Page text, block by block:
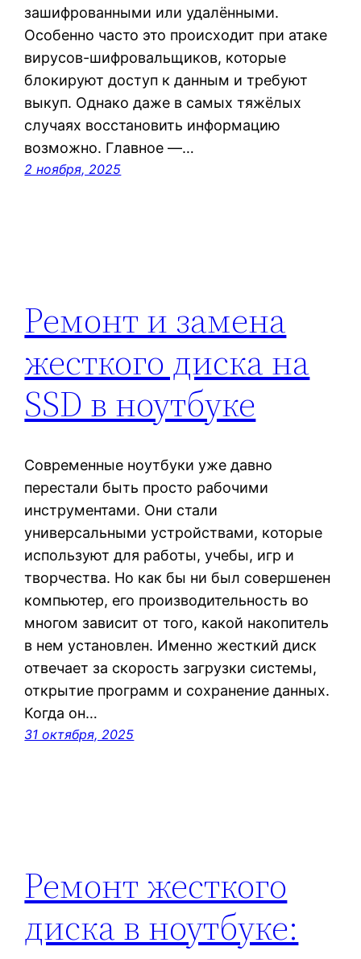
зашифрованными или удалёнными.
Особенно часто это происходит при атаке
вирусов-шифровальщиков, которые
блокируют доступ к данным и требуют
выкуп. Однако даже в самых тяжёлых
случаях восстановить информацию
возможно. Главное —…
2 ноября, 2025
Ремонт и замена
жесткого диска на
SSD в ноутбуке
Современные ноутбуки уже давно
перестали быть просто рабочими
инструментами. Они стали
универсальными устройствами, которые
используют для работы, учебы, игр и
творчества. Но как бы ни был совершенен
компьютер, его производительность во
многом зависит от того, какой накопитель
в нем установлен. Именно жесткий диск
отвечает за скорость загрузки системы,
открытие программ и сохранение данных.
Когда он…
31 октября, 2025
Ремонт жесткого
диска в ноутбуке: